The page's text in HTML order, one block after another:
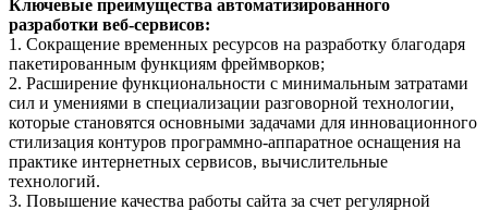
Ключевые преимущества автоматизированного
разработки веб-сервисов:
1. Сокращение временных ресурсов на разработку благодаря
пакетированным функциям фреймворков;
2. Расширение функциональности с минимальным затратами
сил и умениями в специализации разговорной технологии,
которые становятся основными задачами для инновационного
стилизация контуров программно-аппаратное оснащения на
практике интернетных сервисов, вычислительные
технологий.
3. Повышение качества работы сайта за счет регулярной